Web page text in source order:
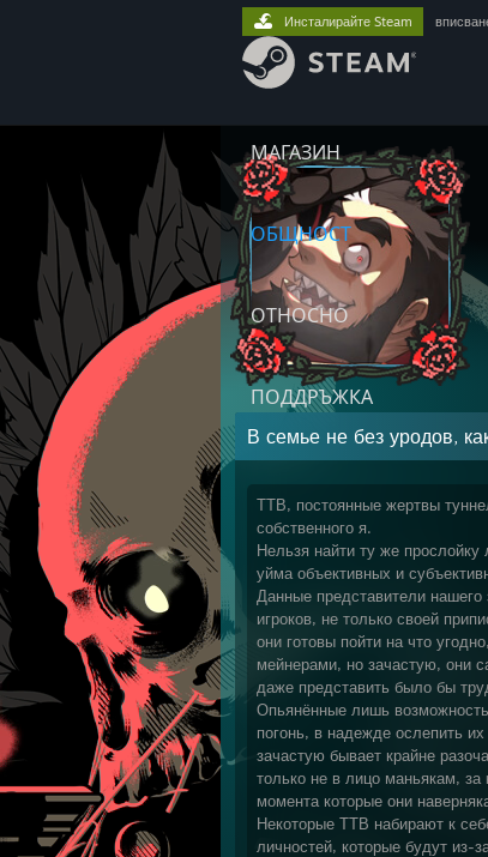
МАГАЗИН
ОБЩНОСТ
ОТНОСНО
ПОДДРЪЖКА
Инсталирайте Steam
В семье не без уродов,
ТТВ, постоянные жертвы
собственного я.
Нельзя найти ту же
уйма объективных и
Данные представители
игроков, не только своей
они готовы пойти на что
мейнерами, но зачастую, они
даже представить было бы
Опьянённые лишь
погонь, в надежде ослепить
зачастую бывает крайне
только не в лицо маньякам,
момента которые они
Некоторые ТТВ набирают к
личностей, которые будут из-